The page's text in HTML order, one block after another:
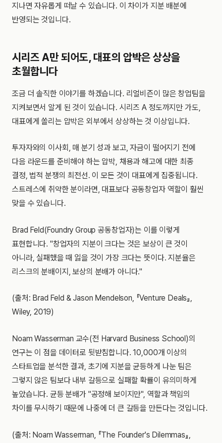
지나면 자유롭게 떠날 수 있습니다. 이 차이가 지분 배분에
반영되는 것입니다.
시리즈 A만 되어도, 대표의 압박은 상상을
초월합니다
조금 더 솔직한 이야기를 하겠습니다. 리얼비즌이 많은 창업팀을
지켜보면서 알게 된 것이 있습니다. 시리즈 A 정도까지만 가도,
대표에게 쏠리는 압박은 외부에서 상상하는 것 이상입니다.
투자자와의 이사회, 매 분기 성과 보고, 자금이 떨어지기 전에
다음 라운드를 준비해야 하는 압박, 채용과 해고에 대한 최종
결정, 법적 분쟁의 최전선. 이 모든 것이 대표에게 집중됩니다.
스트레스에 취약한 분이라면, 대표보다 공동창업자 역할이 훨씬
맞을 수 있습니다.
Brad Feld(Foundry Group 공동창업자)는 이를 이렇게
표현합니다. "창업자의 지분이 크다는 것은 보상이 큰 것이
아니라, 실패했을 때 잃을 것이 가장 크다는 뜻이다. 지분율은
리스크의 분배이지, 보상의 분배가 아니다."
(출처: Brad Feld & Jason Mendelson, 『Venture Deals』,
Wiley, 2019)
Noam Wasserman 교수(전 Harvard Business School)의
연구는 이 점을 데이터로 뒷받침합니다. 10,000개 이상의
스타트업을 분석한 결과, 초기에 지분을 균등하게 나눈 팀은
그렇지 않은 팀보다 내부 갈등으로 실패할 확률이 유의미하게
높았습니다. 균등 분배가 "공정해 보이지만", 역할과 책임의
차이를 무시하기 때문에 나중에 더 큰 갈등을 만든다는 것입니다.
(출처: Noam Wasserman, 『The Founder's Dilemmas』,